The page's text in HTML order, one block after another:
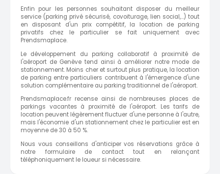
Enfin pour les personnes souhaitant disposer du meilleur
service (parking privé sécurisé, covoiturage, lien social,...) tout
en disposant d'un prix compétitif, la location de parking
privatifs chez le particulier se fait uniquement avec
Prendsmaplace.
Le développement du parking collaboratif à proximité de
l'aéroport de Genève tend ainsi à améliorer notre mode de
stationnement. Moins cher et surtout plus pratique, la location
de parking entre particuliers contribuent à l'émergence d'une
solution complémentaire au parking traditionnel de l'aéroport.
Prendsmaplace.fr recense ainsi de nombreuses places de
parkings vacantes à proximité de l'aéroport. Les tarifs de
location peuvent légèrement fluctuer d'une personne à l'autre,
mais l'économie d'un stationnement chez le particulier est en
moyenne de 30 à 50 %.
Nous vous conseillons d'anticiper vos réservations grâce à
notre formulaire de contact tout en relançant
téléphoniquement le loueur si nécessaire.